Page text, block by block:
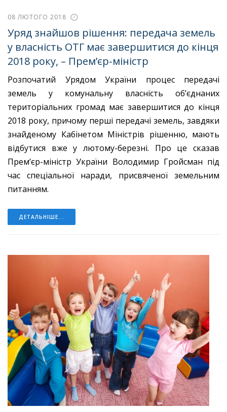
08 ЛЮТОГО 2018
Уряд знайшов рішення: передача земель
у власність ОТГ має завершитися до кінця
2018 року, – Прем’єр-міністр
Розпочатий Урядом України процес передачі
земель у комунальну власність об’єднаних
територіальних громад має завершитися до кінця
2018 року, причому перші передачі земель, завдяки
знайденому Кабінетом Міністрів рішенню, мають
відбутися вже у лютому-березні. Про це сказав
Прем’єр-міністр України Володимир Гройсман під
час спеціальної наради, присвяченої земельним
питанням.
ДЕТАЛЬНІШЕ...